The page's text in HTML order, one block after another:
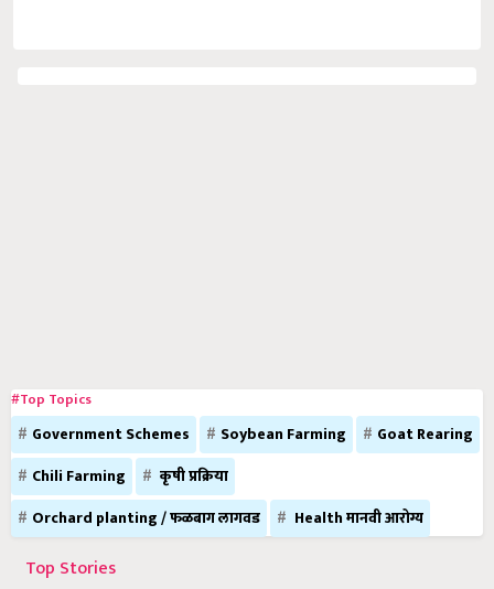
#Top Topics
Government Schemes Soybean Farming
Goat Rearing
Chili Farming
कृषी प्रक्रिया
Orchard planting / फळबाग लागवड
Health मानवी आरोग्य
Top Stories